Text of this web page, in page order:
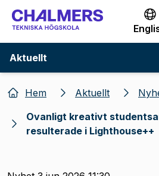
Gå till
Aktuellt
Hem Aktuellt
Ovanligt kreativt
resulterade i Lighthouse++